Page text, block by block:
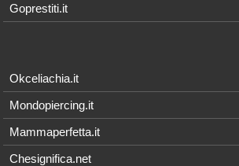
Goprestiti.it
Okceliachia.it
Mondopiercing.it
Mammaperfetta.it
Chesignifica.net